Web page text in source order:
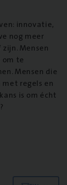
innovatie,
nog meer
Mensen
te
Mensen die
regels en
is om écht